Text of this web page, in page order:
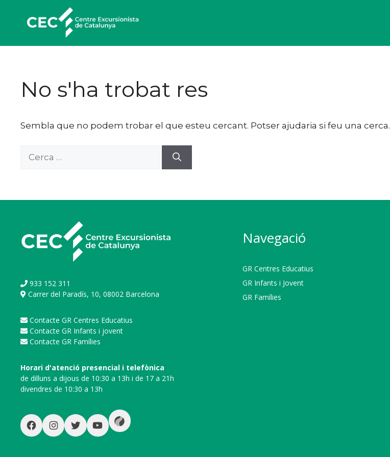
contingut
No s'ha trobat res
Sembla que no podem trobar el que esteu cercant. Potser ajudaria si feu una cerca.
933 152 311
Carrer del Paradís, 10, 08002 Barcelona
Contacte GR Centres Educatius
Contacte GR Infants i jovent
Contacte GR Famílies
Horari d'atenció presencial i telefònica
de dilluns a dijous de 10:30 a 13h i de 17 a 21h
divendres de 10:30 a 13h
Facebook
Instagram
Twitter
YouTube
Wikiloc
Navegació
GR Centres Educatius
GR Infants i Jovent
GR Famílies